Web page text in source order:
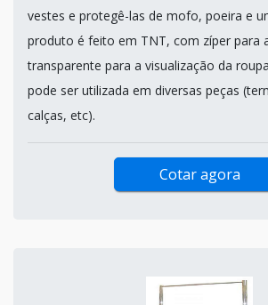
vestes e protegê-las de mofo, poeira e
produto é feito em TNT, com zíper para
transparente para a visualização da
pode ser utilizada em diversas peças
calças, etc).
Cotar agora